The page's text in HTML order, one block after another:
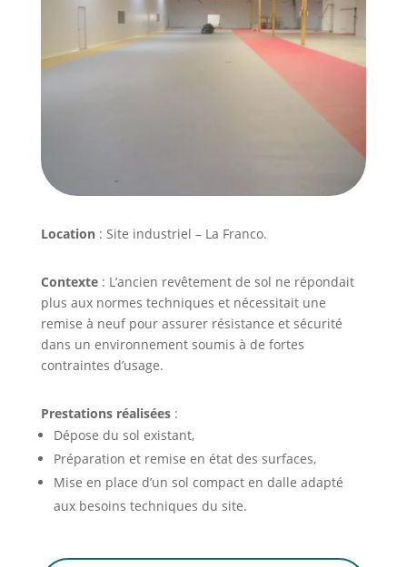
Location: Site industriel – La Franco.
Contexte: L’ancien revêtement de sol ne répondait
plus aux normes techniques et nécessitait une
remise à neuf pour assurer résistance et sécurité
dans un environnement soumis à de fortes
contraintes d’usage.
Prestations réalisées:
Dépose du sol existant,
Préparation et remise en état des surfaces,
Mise en place d’un sol compact en dalle adapté
aux besoins techniques du site.